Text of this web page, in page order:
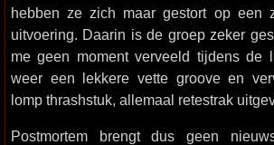
hebben ze zich maar gestort op een
uitvoering. Daarin is de groep zeker
me geen moment verveeld tijdens de
weer een lekkere vette groove en
lomp thrashstuk, allemaal retestrak
Postmortem brengt dus geen